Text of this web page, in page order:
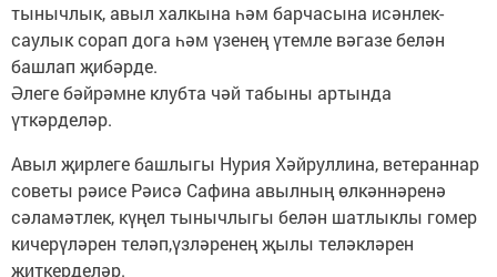
тынычлык, авыл халкына һәм барчасына исәнлек-
саулык сорап дога һәм үзенең үтемле вәгазе белән
башлап җибәрде.
Әлеге бәйрәмне клубта чәй табыны артында
үткәрделәр.
Авыл җирлеге башлыгы Нурия Хәйруллина, ветераннар
советы рәисе Рәисә Сафина авылның өлкәннәренә
сәламәтлек, күңел тынычлыгы белән шатлыклы гомер
кичерүләрен теләп,үзләренең җылы теләкләрен
җиткерделәр.